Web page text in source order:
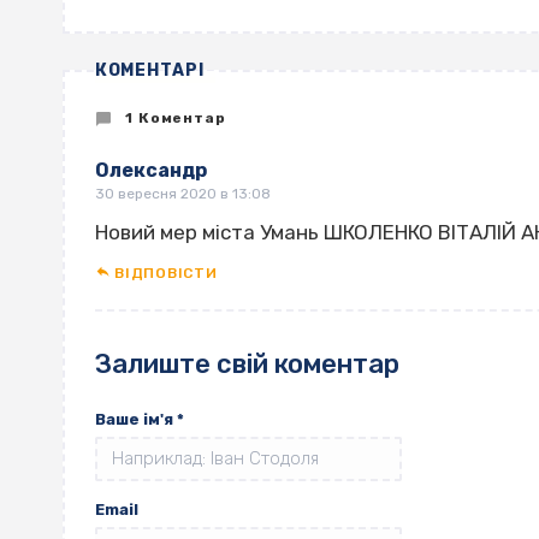
КОМЕНТАРІ
1 Коментар
Олександр
30 вересня 2020 в 13:08
Новий мер міста Умань ШКОЛЕНКО ВІТАЛІЙ
ВІДПОВІCТИ
Залиште свій коментар
Ваше ім'я *
Email